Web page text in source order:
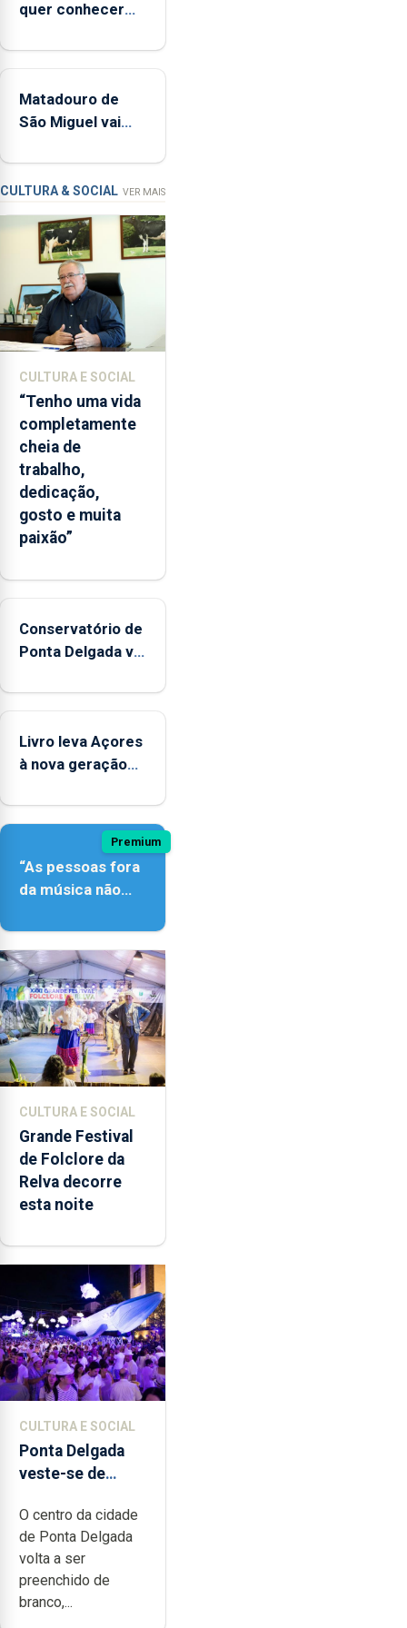
harpa,
permitindo
reforçar
condições
de
ensino
instituição
quer conhecer
controlar a dívida
Matadouro de
São Miguel vai
requalificação
CULTURA & SOCIAL VER MAIS
CULTURA E SOCIAL
“Tenho uma vida
completamente
cheia de
trabalho,
dedicação,
gosto e muita
paixão”
Conservatório de
Ponta Delgada vai
novos
Livro leva Açores
à nova geração
Premium
“As pessoas fora
da música não
quão difícil é
produzir uma
música”
CULTURA E SOCIAL
Grande Festival
de Folclore da
Relva decorre
esta noite
CULTURA E SOCIAL
Ponta Delgada
veste-se de
O centro da cidade
de Ponta Delgada
volta a ser
preenchido de
branco,...